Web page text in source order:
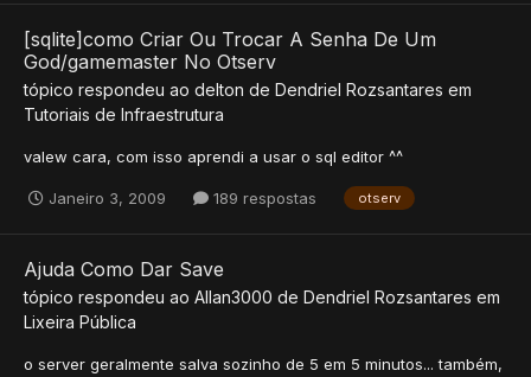
[sqlite]como Criar Ou Trocar A Senha De Um
God/gamemaster No Otserv
tópico respondeu ao delton de Dendriel Rozsantares em
Tutoriais de Infraestrutura
valew cara, com isso aprendi a usar o sql editor ^^
Janeiro 3, 2009 189 respostas otserv
Ajuda Como Dar Save
tópico respondeu ao Allan3000 de Dendriel Rozsantares em
Lixeira Pública
o server geralmente salva sozinho de 5 em 5 minutos... também,